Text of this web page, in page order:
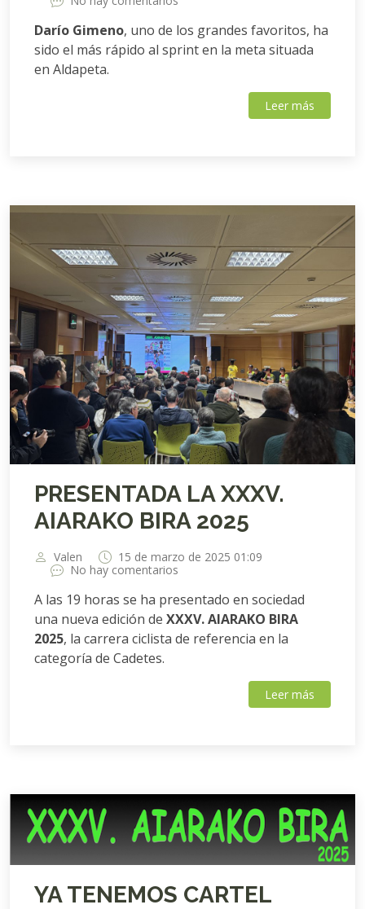
Darío Gimeno, uno de los grandes favoritos, ha
sido el más rápido al sprint en la meta situada
en Aldapeta.
Leer más
PRESENTADA LA XXXV.
AIARAKO BIRA 2025
Valen
15 de marzo de 2025 01:09
No hay comentarios
A las 19 horas se ha presentado en sociedad
una nueva edición de XXXV. AIARAKO BIRA
2025, la carrera ciclista de referencia en la
categoría de Cadetes.
Leer más
YA TENEMOS CARTEL